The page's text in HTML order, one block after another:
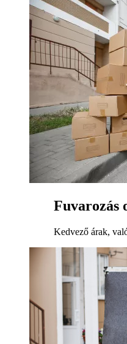
Fuvarozás
Kedvező árak,